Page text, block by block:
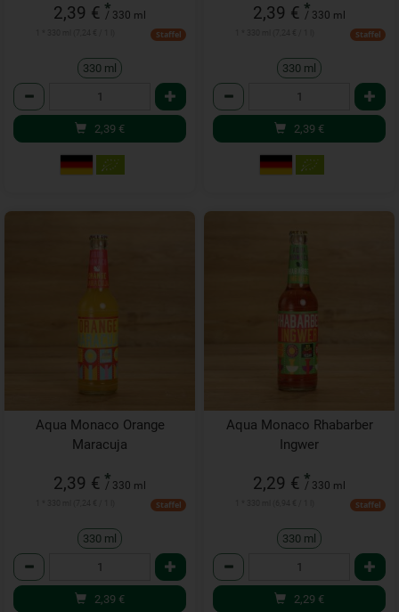
2,39 € *
/ 330 ml
Staffel
330 ml
Anzahl
2,39 €
2,39 € *
/ 330 ml
Staffel
330 ml
Anzahl
2,39 €
Aqua Monaco Orange
Maracuja
2,39 € *
/ 330 ml
Staffel
330 ml
Anzahl
2,39 €
Aqua Monaco Rhabarber
Ingwer
2,29 € *
/ 330 ml
Staffel
330 ml
Anzahl
2,29 €